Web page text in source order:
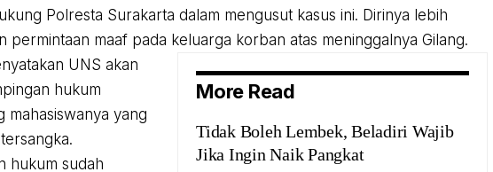
Polresta Surakarta dalam mengusut kasus ini. Dirinya lebih
permintaan maaf pada keluarga korban atas meninggalnya Gilang.
More Read
Tidak Boleh Lembek, Beladiri Wajib
Jika Ingin Naik Pangkat
UNS akan
hukum
mahasiswanya yang
hukum sudah